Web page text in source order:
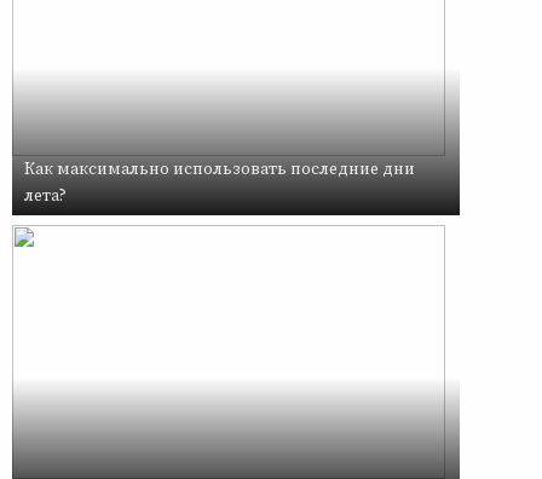
Как максимально использовать последние дни
лета?